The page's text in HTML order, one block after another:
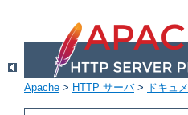
Apache > HTTP サーバ> ドキュ